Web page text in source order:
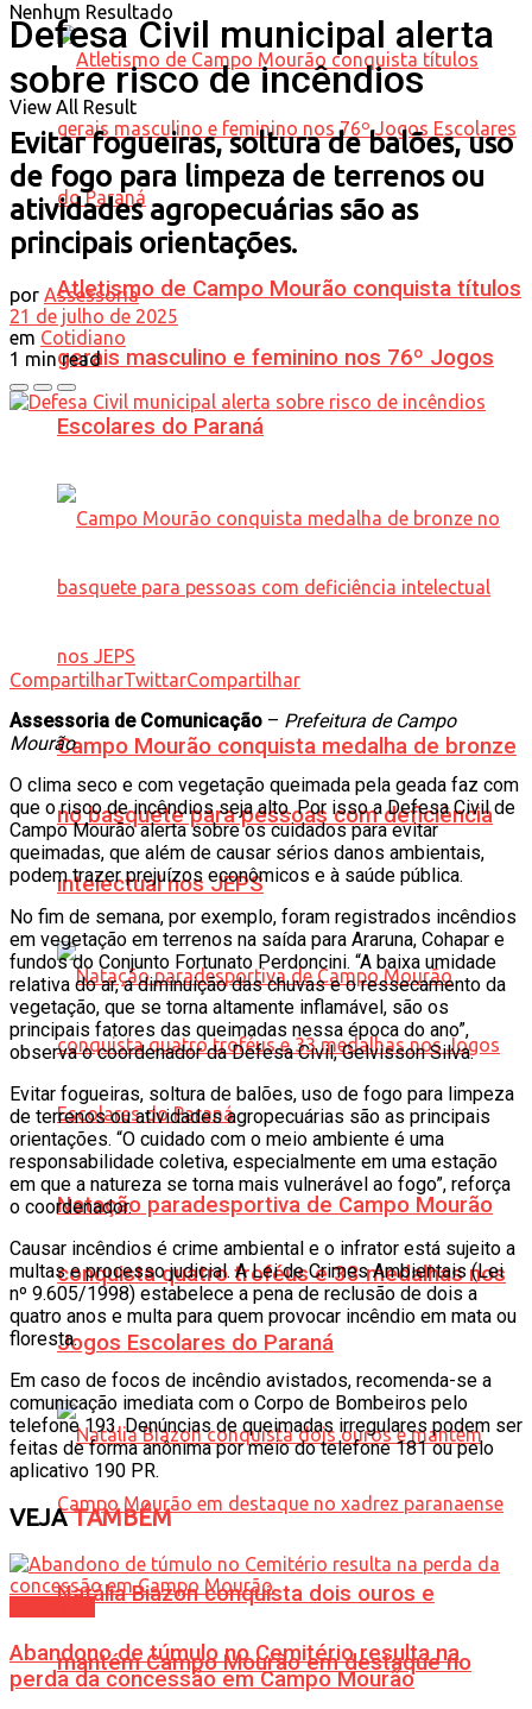
Atletismo de Campo Mourão conquista títulos
gerais masculino e feminino nos 76º Jogos
Escolares do Paraná
Campo Mourão conquista medalha de bronze
no basquete para pessoas com deficiência
intelectual nos JEPS
Natação paradesportiva de Campo Mourão
conquista quatro troféus e 33 medalhas nos
Jogos Escolares do Paraná
Natália Biazon conquista dois ouros e
mantém Campo Mourão em destaque no
Nenhum Resultado
View All Result
Defesa Civil municipal alerta
sobre risco de incêndios
Evitar fogueiras, soltura de balões, uso
de fogo para limpeza de terrenos ou
atividades agropecuárias são as
principais orientações.
por Assessoria
21 de julho de 2025
em Cotidiano
1 min read
CompartilharTwittarCompartilhar
Assessoria de Comunicação – Prefeitura de Campo
Mourão
O clima seco e com vegetação queimada pela geada faz com
que o risco de incêndios seja alto. Por isso a Defesa Civil de
Campo Mourão alerta sobre os cuidados para evitar
queimadas, que além de causar sérios danos ambientais,
podem trazer prejuízos econômicos e à saúde pública.
No fim de semana, por exemplo, foram registrados incêndios
em vegetação em terrenos na saída para Araruna, Cohapar e
fundos do Conjunto Fortunato Perdoncini. “A baixa umidade
relativa do ar, a diminuição das chuvas e o ressecamento da
vegetação, que se torna altamente inflamável, são os
principais fatores das queimadas nessa época do ano”,
observa o coordenador da Defesa Civil, Gelvisson Silva.
Evitar fogueiras, soltura de balões, uso de fogo para limpeza
de terrenos ou atividades agropecuárias são as principais
orientações. “O cuidado com o meio ambiente é uma
responsabilidade coletiva, especialmente em uma estação
em que a natureza se torna mais vulnerável ao fogo”, reforça
o coordenador.
Causar incêndios é crime ambiental e o infrator está sujeito a
multas e processo judicial. A Lei de Crimes Ambientais (Lei
nº 9.605/1998) estabelece a pena de reclusão de dois a
quatro anos e multa para quem provocar incêndio em mata ou
floresta.
Em caso de focos de incêndio avistados, recomenda-se a
comunicação imediata com o Corpo de Bombeiros pelo
telefone 193. Denúncias de queimadas irregulares podem ser
feitas de forma anônima por meio do telefone 181 ou pelo
aplicativo 190 PR.
VEJATAMBÉM
Abandono de túmulo no Cemitério resulta na
perda da concessão em Campo Mourão